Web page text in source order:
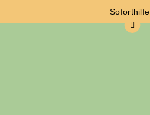
Soforthilfe